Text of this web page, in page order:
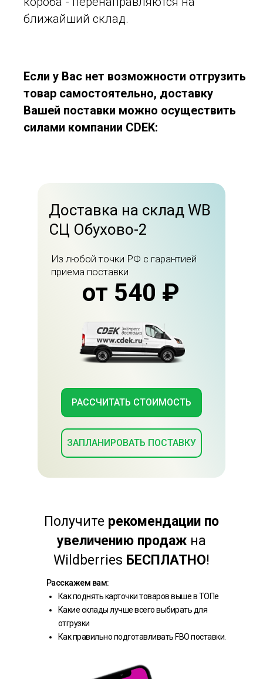
ближайший склад.
Если у Вас нет возможности отгрузить
товар самостоятельно, доставку
Вашей поставки можно осуществить
силами компании CDEK:
Доставка на склад WB
СЦ Обухово-2
Из любой точки РФ с гарантией
приема поставки
РАССЧИТАТЬ СТОИМОСТЬ
ЗАПЛАНИРОВАТЬ ПОСТАВКУ
от 540 ₽
Расскажем вам:
Как поднять карточки товаров выше в ТОПе
Какие склады лучше всего выбирать для
отгрузки
Как правильно подготавливать FBO поставки.
Получите рекомендации по
увеличению продажна
Wildberries БЕСПЛАТНО!